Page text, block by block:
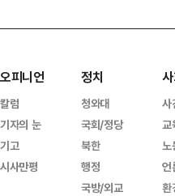
오피니언
칼럼
기자의 눈
기고
시사만평
정치
청와대
국회/정당
북한
행정
국방/외교
사
교
노
언
환